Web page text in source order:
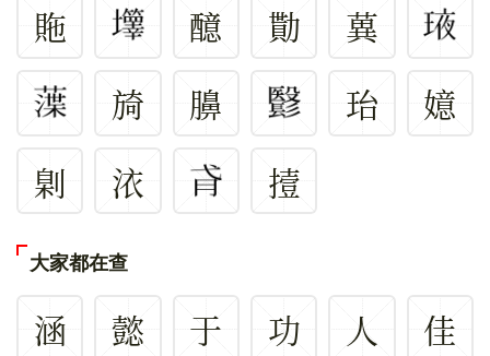
䝯 醷 勩
䔬
旑
䑄 珆
嬑
㓷
㳖 撎
大家都在查
涵 懿 于 功 人 佳